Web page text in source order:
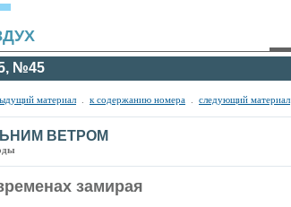
№45
материал к содержанию номера следующий материал
ВЕТРОМ
замирая